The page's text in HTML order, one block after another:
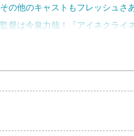
その他のキャストもフレッシュさ
監督は今泉力哉！『アイネクライ